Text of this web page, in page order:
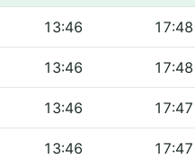
13:46 17:48
13:46 17:48
13:46 17:47
13:46 17:47